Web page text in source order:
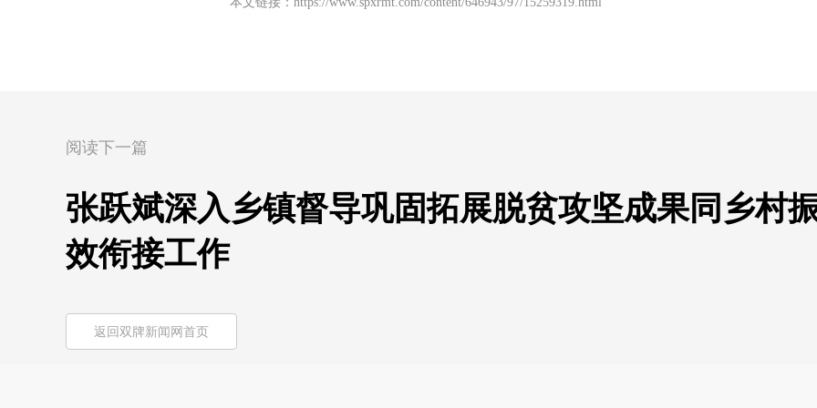
阅读下一篇
张跃斌深入乡镇督导巩固拓展脱贫攻坚成果同乡村
效衔接工作
返回双牌新闻网首页